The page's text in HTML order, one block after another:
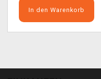
In den Warenkorb